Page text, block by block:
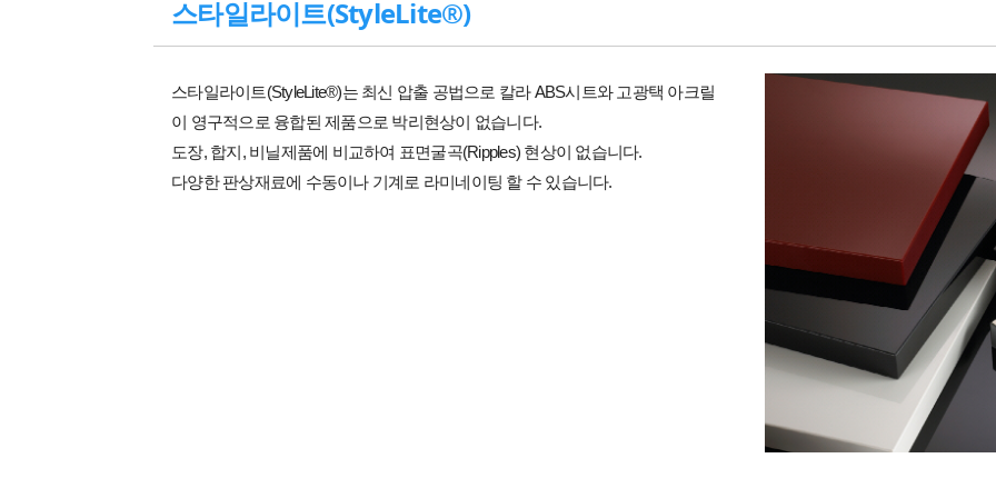
스타일라이트(StyleLite®)
스타일라이트(StyleLite®)는 최신 압출 공법으로 칼라 ABS시트와 고광택 아크릴
이 영구적으로 융합된 제품으로 박리현상이 없습니다.
도장, 합지, 비닐제품에 비교하여 표면굴곡(Ripples) 현상이 없습니다.
다양한 판상재료에 수동이나 기계로 라미네이팅 할 수 있습니다.